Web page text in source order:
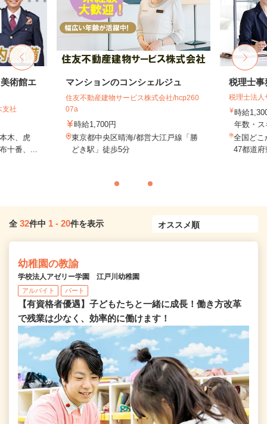
術館エ
社
木、虎
十番、...
マンションのコンシェルジュ
住友不動産建物サービス株式会社/hcp260
07a
時給1,700円
東京都中央区晴海/都営大江戸線「勝
どき駅」徒歩5分
税理士事
税理士法人
時給
年数・
全国どこ
47都道
全 32件中 1 - 20件を表示
幼稚園の教諭
学校法人アゼリー学園 江戸川幼稚園
アルバイト パート
【有資格者優遇】子どもたちと一緒に成長！働き方改革
で残業は少なく、効率的に働けます！